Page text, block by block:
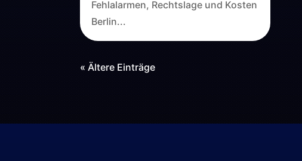
Fehlalarmen, Rechtslage und Kosten
Berlin...
« Ältere Einträge